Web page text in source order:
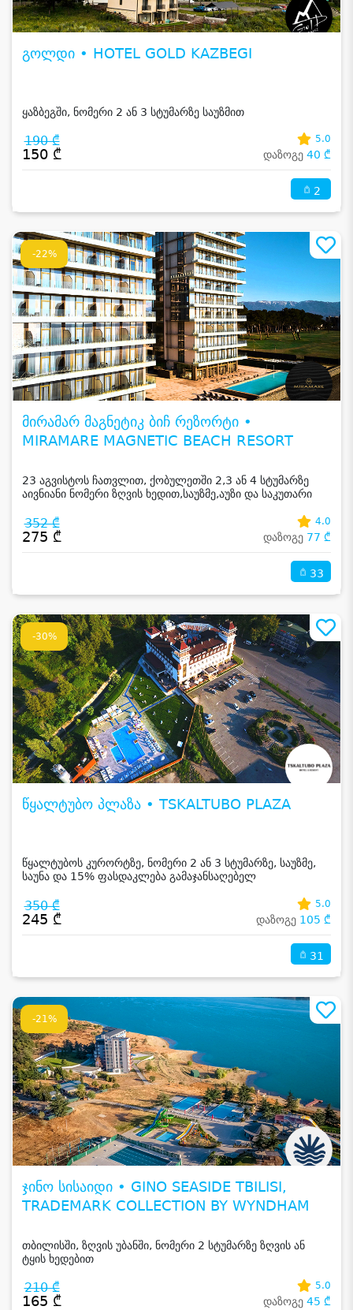
გოლდი • HOTEL GOLD KAZBEGI
ყაზბეგში, ნომერი 2 ან 3 სტუმარზე საუზმით
190 ₾
150 ₾
5.0
დაზოგე 40 ₾
2
-22%
მირამარ მაგნეტიკ ბიჩ რეზორტი •
MIRAMARE MAGNETIC BEACH RESORT
23 აგვისტოს ჩათვლით, ქობულეთში 2,3 ან 4 სტუმარზე
აივნიანი ნომერი ზღვის ხედით,საუზმე,აუზი და საკუთარი
352 ₾
275 ₾
4.0
დაზოგე 77 ₾
33
-30%
წყალტუბო პლაზა • TSKALTUBO PLAZA
წყალტუბოს კურორტზე, ნომერი 2 ან 3 სტუმარზე, საუზმე,
საუნა და 15% ფასდაკლება გამაჯანსაღებელ
350 ₾
245 ₾
5.0
დაზოგე 105 ₾
31
-21%
ჯინო სისაიდი • GINO SEASIDE TBILISI,
TRADEMARK COLLECTION BY WYNDHAM
თბილისში, ზღვის უბანში, ნომერი 2 სტუმარზე ზღვის ან
ტყის ხედებით
210 ₾
165 ₾
5.0
დაზოგე 45 ₾